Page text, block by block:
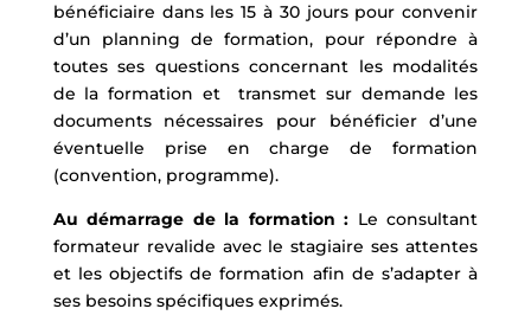
bénéficiaire dans les 15 à 30 jours pour convenir
d’un planning de formation, pour répondre à
toutes ses questions concernant les modalités
de la formation et transmet sur demande les
documents nécessaires pour bénéficier d’une
éventuelle prise en charge de formation
(convention, programme).
Au démarrage de la formation : Le consultant
formateur revalide avec le stagiaire ses attentes
et les objectifs de formation afin de s’adapter à
ses besoins spécifiques exprimés.